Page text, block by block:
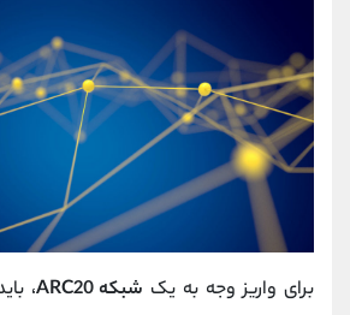
برای واریز وجه به یک شبکه ARC20
،